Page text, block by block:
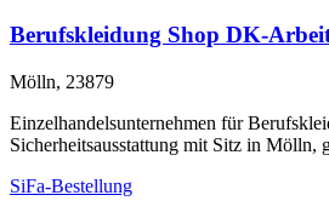
Berufskleidung Shop DK-
Mölln, 23879
Einzelhandelsunternehmen für
Sicherheitsausstattung mit Sitz in Mölln,
SiFa-Bestellung